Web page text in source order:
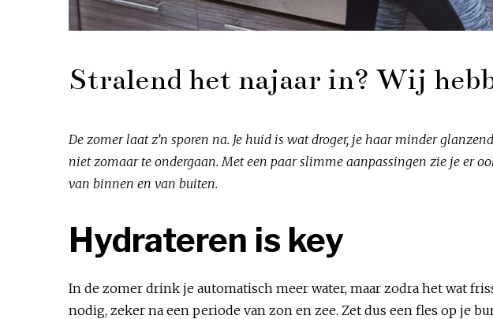
Stralend het najaar in? Wij
De zomer laat z’n sporen na. Je huid is wat droger, je haar minder
niet zomaar te ondergaan. Met een paar slimme aanpassingen zie je er
van binnen en van buiten.
Hydrateren is key
In de zomer drink je automatisch meer water, maar zodra het wat
nodig, zeker na een periode van zon en zee. Zet dus een fles op je